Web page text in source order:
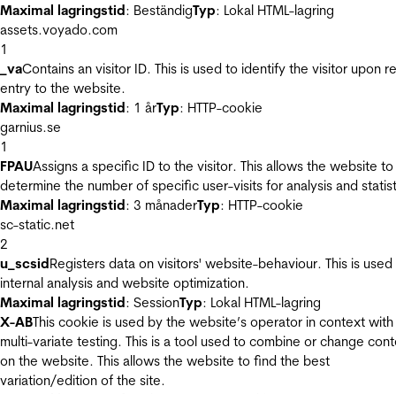
Maximal lagringstid: BeständigTyp: Lokal HTML-lagring
assets.voyado.com
1
_vaContains an visitor ID. This is used to identify the visitor upon
entry to the website.
Maximal lagringstid: 1 årTyp: HTTP-cookie
garnius.se
1
FPAUAssigns a specific ID to the visitor. This allows the website to
determine the number of specific user-visits for analysis and
Maximal lagringstid: 3 månaderTyp: HTTP-cookie
sc-static.net
2
u_scsidRegisters data on visitors' website-behaviour. This is
internal analysis and website optimization.
Maximal lagringstid: SessionTyp: Lokal HTML-lagring
X-ABThis cookie is used by the website’s operator in context with
multi-variate testing. This is a tool used to combine or change
on the website. This allows the website to find the best
variation/edition of the site.